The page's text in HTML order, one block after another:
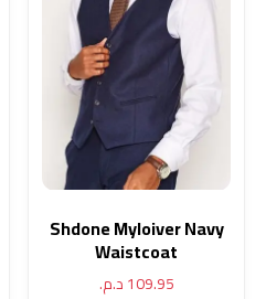
Shdone Myloiver Navy
Waistcoat
109.95د.م.